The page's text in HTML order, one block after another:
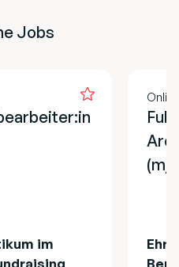
Jobs
im
Full
(m/